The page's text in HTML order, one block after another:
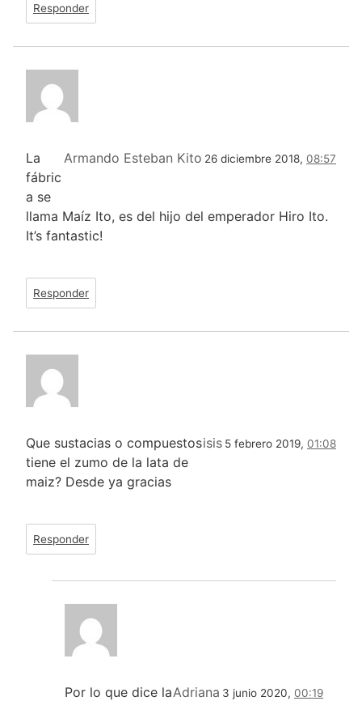
Responder
Armando Esteban Kito 26 diciembre 2018, 08:57
La
fábric
a se
llama Maíz Ito, es del hijo del emperador Hiro Ito.
It’s fantastic!
Responder
isis 5 febrero 2019, 01:08
Que sustacias o compuestos
tiene el zumo de la lata de
maiz? Desde ya gracias
Responder
Adriana 3 junio 2020, 00:19
Por lo que dice la